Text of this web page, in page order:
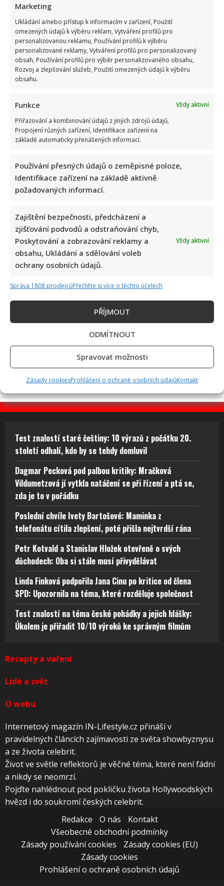
Marketing
Ukládání a/nebo přístup k informacím v zařízení, Použití
omezených údajů k výběru reklam, Vytváření profilů pro
personalizovanou reklamu, Používání profilů k výběru
personalizované reklamy, Vytváření profilů pro personalizovaný
obsah, Používání profilů pro výběr personalizovaného obsahu,
Rozvoj a zlepšování služeb, Použití omezených údajů k výběru
obsahu.
Funkce
Vždy aktivní
Přiřazování a kombinování údajů z jiných zdrojů údajů,
Propojení různých zařízení, Identifikace zařízení na
základě automaticky přenášených informací.
Používání přesných údajů o zeměpisné poloze,
Identifikace zařízení na základě aktivně
požadovaných informací.
Zajištění bezpečnosti, předcházení a
zjišťování podvodů a odstraňování chyb,
Poskytování a zobrazování reklamy a
obsahu, Ukládání a sdělování voleb
ochrany osobních údajů.
Vždy aktivní
Správa 1808 prodejcůPřečtěte si více o těchto účelech
PŘÍJMOUT
ODMÍTNOUT
Spravovat možnosti
Zásady cookiesProhlášení o ochraně osobních údajůKontakt
Dagmar Pecková pod palbou kritiky: Mračková Vildumetzová
jí vytkla natáčení se při řízení a ptá se, zda je to v pořádku
Poslední chvíle Ivety Bartošové: Maminka z telefonátu
cítila zlepšení, poté přišla nejtvrdší rána
Petr Kotvald a Stanislav Hložek otevřeně o svých
důchodech: Oba si stále musí přivydělávat
Linda Finková podpořila Jana Cinu po kritice od člena SPD:
Upozornila na téma, které rozděluje společnost
Test znalostí staré češtiny: 10 výrazů z počátku 20.
století odhalí, kdo by se tehdy domluvil
Dagmar Pecková pod palbou kritiky: Mračková
Vildumetzová jí vytkla natáčení se při řízení a ptá se,
zda je to v pořádku
Poslední chvíle Ivety Bartošové: Maminka z
telefonátu cítila zlepšení, poté přišla nejtvrdší rána
Petr Kotvald a Stanislav Hložek otevřeně o svých
důchodech: Oba si stále musí přivydělávat
Linda Finková podpořila Jana Cinu po kritice od člena
SPD: Upozornila na téma, které rozděluje společnost
Test znalostí na téma české pohádky a jejich hlášky:
Úkolem je přiřadit 10/10 výroků ke správným filmům
Recepty a vaření
Lidé a svět
O webu
Internetový magazín IN-Lifestyle.cz přináší v
pravidelných článcích zajímavosti ze světa showbyznysu
a ze života celebrit.
Život ve světle reflektorů je věčné téma, které není fádní
a nikdy se neomrzí.
Pojďte nahlédnout pod pokličku života Hollywoodských
hvězd i do soukromí českých celebrit.
Redakce
O nás
Kontakt
Všeobecné obchodní podmínky
Zásady používání cookies
Zásady cookies (EU)
Zásady cookies
Prohlášení o ochraně osobních údajů